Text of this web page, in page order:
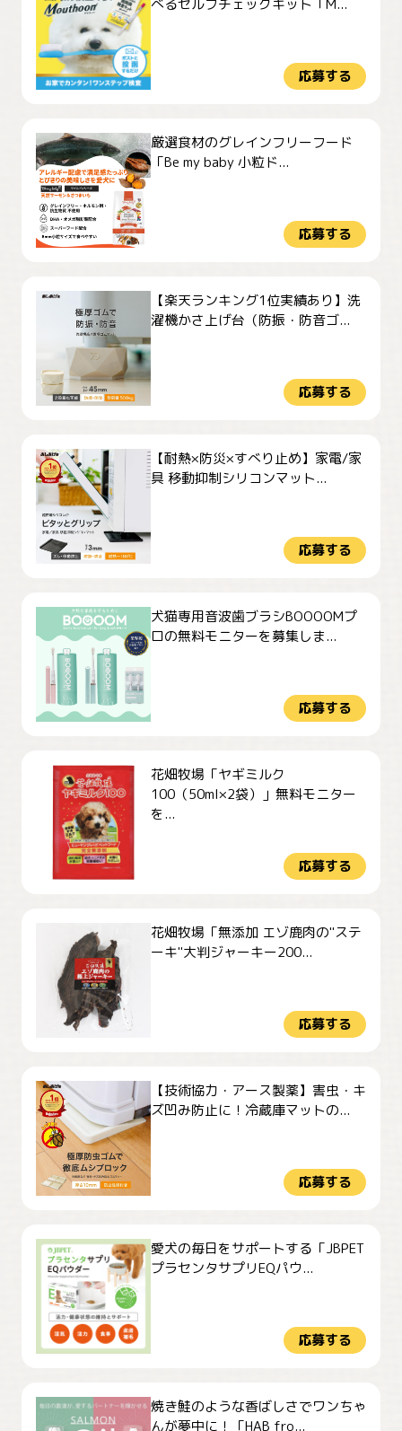
べるセルフチェックキット「M...
応募する
厳選食材のグレインフリーフード
「Be my baby 小粒ド...
応募する
【楽天ランキング1位実績あり】洗
濯機かさ上げ台（防振・防音ゴ...
応募する
【耐熱×防災×すべり止め】家電/家
具 移動抑制シリコンマット...
応募する
犬猫専用音波歯ブラシBOOOOMプ
ロの無料モニターを募集しま...
応募する
花畑牧場「ヤギミルク
100（50ml×2袋）」無料モニター
を...
応募する
花畑牧場「無添加 エゾ鹿肉の"ステ
ーキ"大判ジャーキー200...
応募する
【技術協力・アース製薬】害虫・キ
ズ凹み防止に！冷蔵庫マットの...
応募する
愛犬の毎日をサポートする「JBPET
プラセンタサプリEQパウ...
応募する
焼き鮭のような香ばしさでワンちゃ
んが夢中に！「HAB fro...